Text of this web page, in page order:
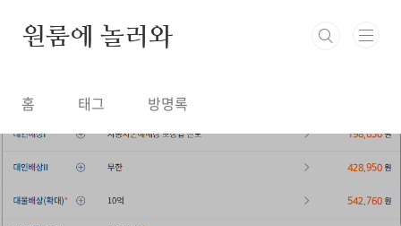
원룸에 놀러와
홈 태그 방명록